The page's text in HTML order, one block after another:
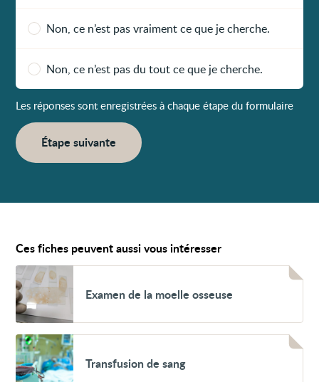
Non, ce n’est pas vraiment ce que je cherche.
Non, ce n’est pas du tout ce que je cherche.
Les réponses sont enregistrées à chaque étape du formulaire
Étape suivante
Ces fiches peuvent aussi vous intéresser
Voir
Examen
de
la
moelle
Examen de la moelle osseuse
Voir
Transfusion
de
sang
Transfusion de sang